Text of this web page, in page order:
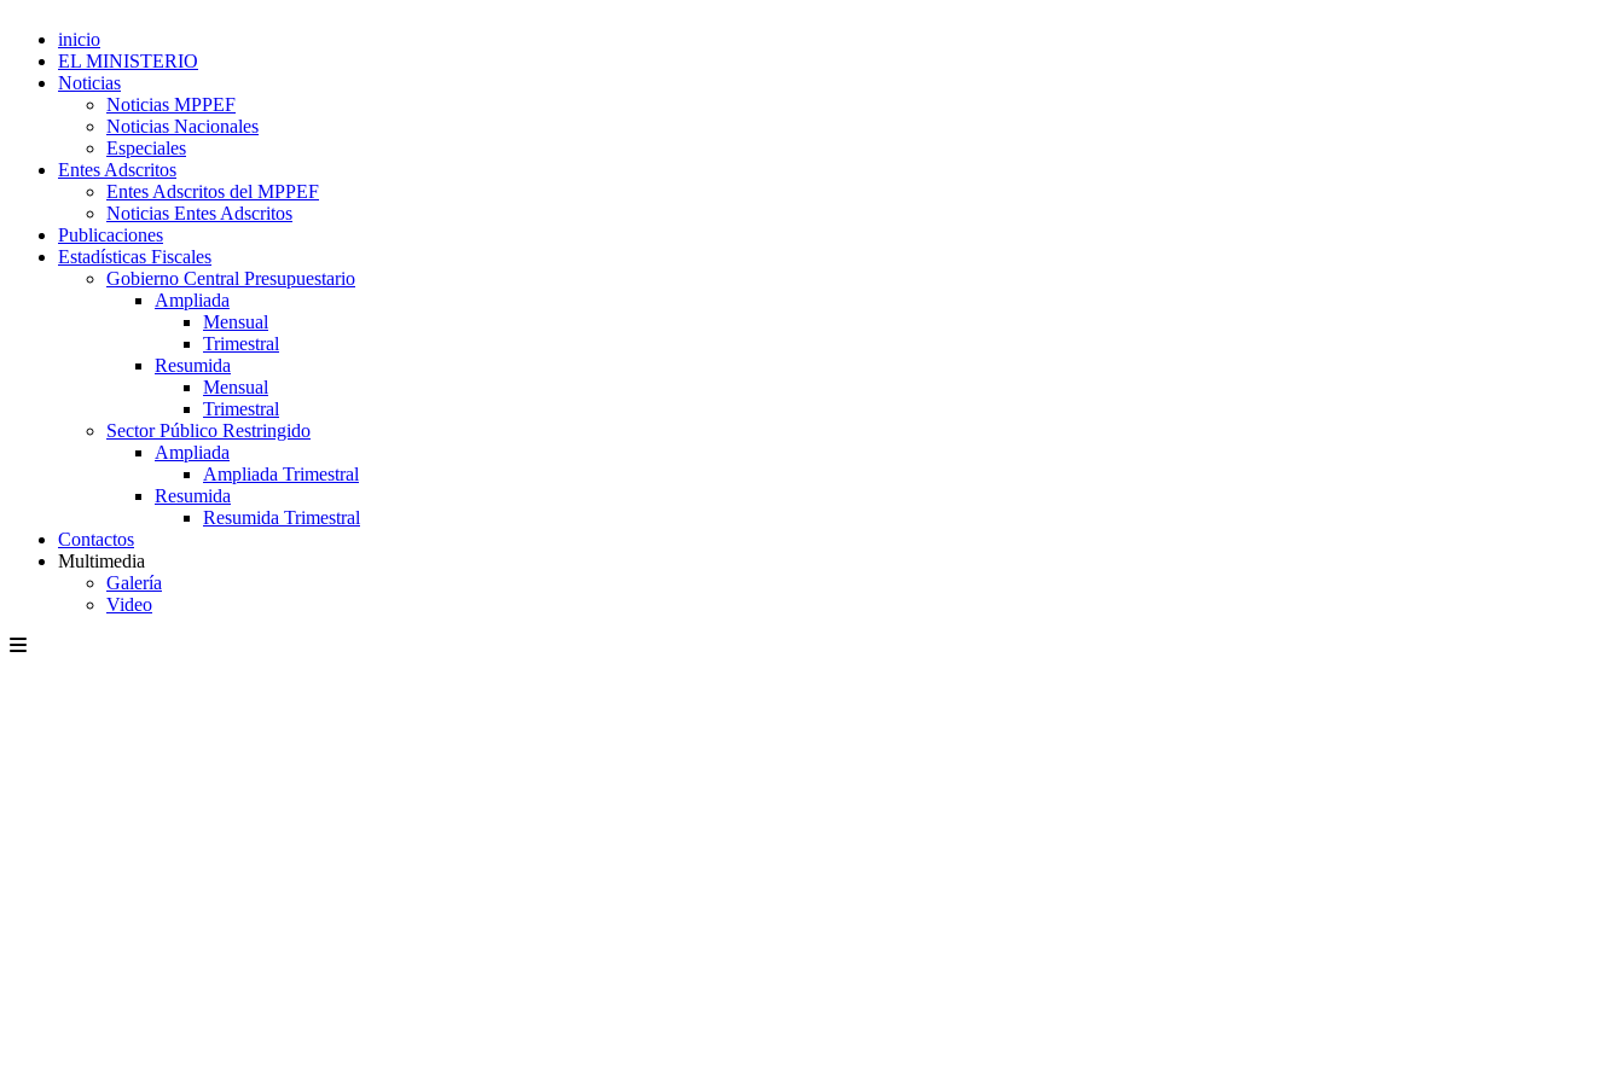
inicio
EL MINISTERIO
Noticias
Noticias MPPEF
Noticias Nacionales
Especiales
Entes Adscritos
Entes Adscritos del MPPEF
Noticias Entes Adscritos
Publicaciones
Estadísticas Fiscales
Gobierno Central Presupuestario
Ampliada
Mensual
Trimestral
Resumida
Mensual
Trimestral
Sector Público Restringido
Ampliada
Ampliada Trimestral
Resumida
Resumida Trimestral
Contactos
Multimedia
Galería
Video